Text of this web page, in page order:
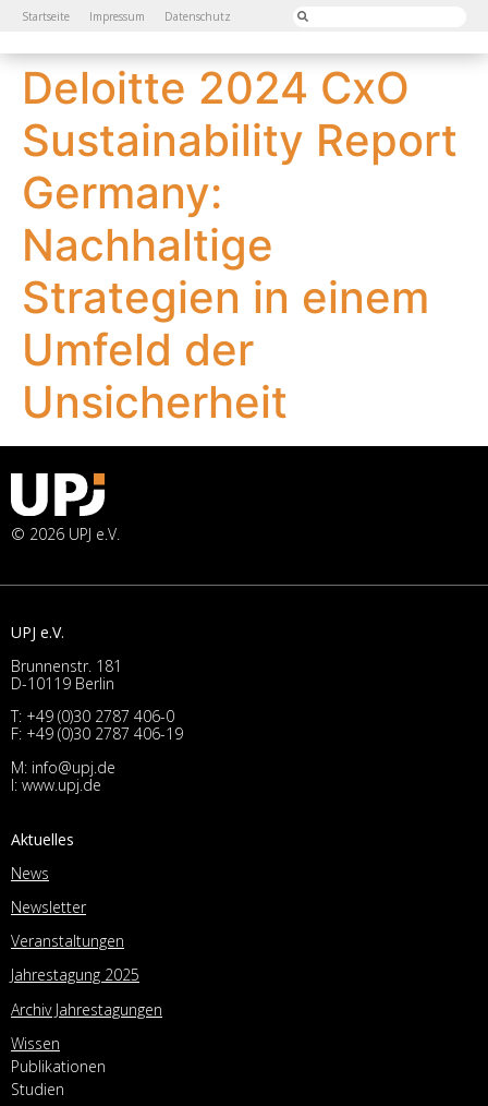
Startseite Impressum Datenschutz
Deloitte 2024 CxO
Sustainability Report
Germany:
Nachhaltige
Strategien in einem
Umfeld der
Unsicherheit
© 2026 UPJ e.V.
UPJ e.V.
Brunnenstr. 181
D-10119 Berlin
T: +49 (0)30 2787 406-0
F: +49 (0)30 2787 406-19
M: info@upj.de
I: www.upj.de
Aktuelles
News
Newsletter
Veranstaltungen
Jahrestagung 2025
Archiv Jahrestagungen
Wissen
Publikationen
Studien